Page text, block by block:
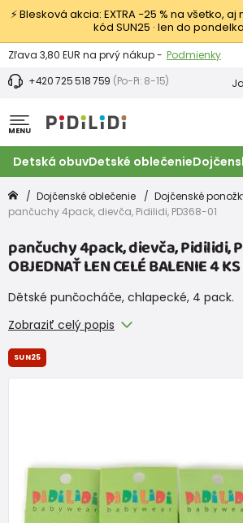
⚡ Blesková akcia: EXTRA −25 % na všetko,
kód SUN25 · len do pondelka
Výmena a vrátenie tovaru - Zobraziť
Zľava 3,80 EUR na prvý nákup - Podmienky
+420 725 518 759 (Po-Pi: 8-15)
MENU
Detská obuvDetské oblečenie
Dojčenské oblečenie
Dojčenské
pančuchy 4pack, dievča, Pidilidi, PD368-01
pančuchy 4pack, dievča, Pidilidi,
OBJEDNAŤ LEN CELÉ BALENIE 4 KS
Dětské punčocháče, chlapecké, 4 pack.
Zobraziť celý popis
SUN25